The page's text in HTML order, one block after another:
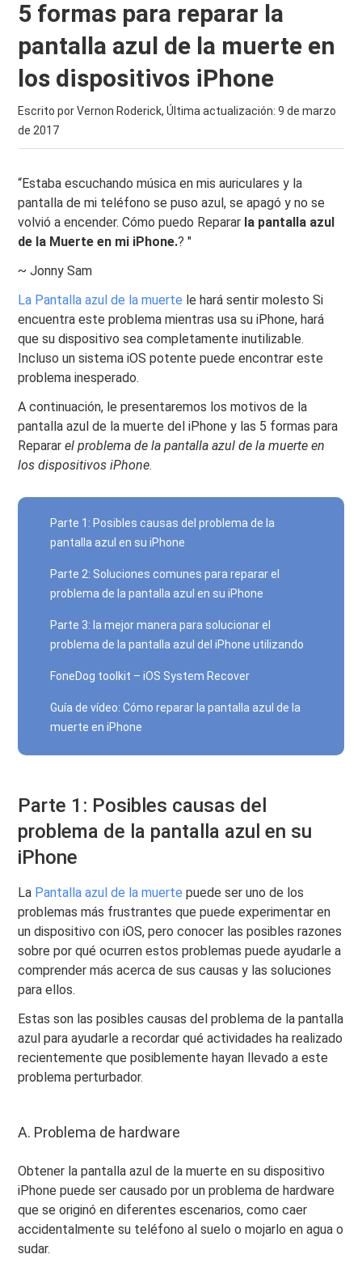
5 formas para reparar la
pantalla azul de la muerte en
los dispositivos iPhone
Escrito por Vernon Roderick, Última actualización:9 de marzo
de 2017
“Estaba escuchando música en mis auriculares y la
pantalla de mi teléfono se puso azul, se apagó y no se
volvió a encender. Cómo puedo Reparar la pantalla azul
de la Muerte en mi iPhone.? "
~ Jonny Sam
La Pantalla azul de la muerte le hará sentir molesto Si
encuentra este problema mientras usa su iPhone, hará
que su dispositivo sea completamente inutilizable.
Incluso un sistema iOS potente puede encontrar este
problema inesperado.
A continuación, le presentaremos los motivos de la
pantalla azul de la muerte del iPhone y las 5 formas para
Reparar el problema de la pantalla azul de la muerte en
los dispositivos iPhone.
Parte 1: Posibles causas del problema de la
pantalla azul en su iPhone
Parte 2: Soluciones comunes para reparar el
problema de la pantalla azul en su iPhone
Parte 3: la mejor manera para solucionar el
problema de la pantalla azul del iPhone utilizando
FoneDog toolkit – iOS System Recover
Guía de vídeo: Cómo reparar la pantalla azul de la
muerte en iPhone
Parte 1: Posibles causas del
problema de la pantalla azul en su
iPhone
La Pantalla azul de la muerte puede ser uno de los
problemas más frustrantes que puede experimentar en
un dispositivo con iOS, pero conocer las posibles razones
sobre por qué ocurren estos problemas puede ayudarle a
comprender más acerca de sus causas y las soluciones
para ellos.
Estas son las posibles causas del problema de la pantalla
azul para ayudarle a recordar qué actividades ha realizado
recientemente que posiblemente hayan llevado a este
problema perturbador.
A. Problema de hardware
Obtener la pantalla azul de la muerte en su dispositivo
iPhone puede ser causado por un problema de hardware
que se originó en diferentes escenarios, como caer
accidentalmente su teléfono al suelo o mojarlo en agua o
sudar.